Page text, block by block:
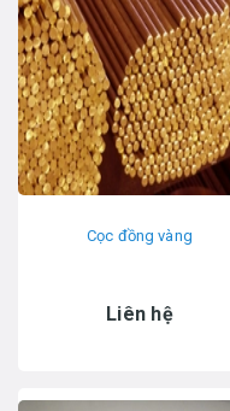
Cọc đồng vàng
Liên hệ